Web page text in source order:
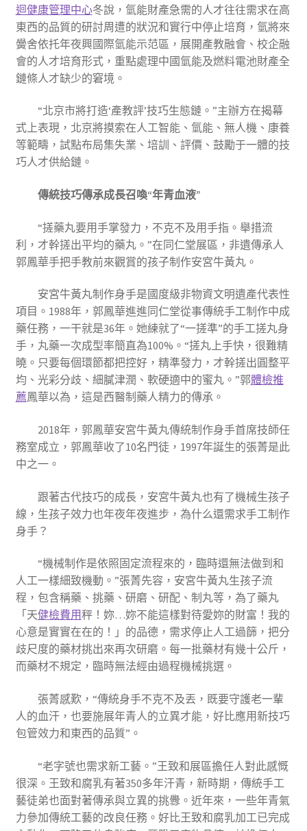
迴健康管理中心冬說，氫能財產急需的人才往往需求在高
東西的品質的研討周遭的狀況和實行中停止培育，氫將來
黌舍依托年夜興國際氫能示范區，展開產教融會、校企融
會的人才培育形式，重點處理中國氫能及燃料電池財產全
鏈條人才缺少的窘境。
“北京市將打造‘產教評’技巧生態鏈。”主辦方在揭幕
式上表現，北京將摸索在人工智能、氫能、無人機、康養
等範疇，試點布局集失業、培訓、評價、鼓勵于一體的技
巧人才供給鏈。
傳統技巧傳承成長召喚“年青血液”
“搓藥丸要用手掌發力，不克不及用手指。舉措流
利，才幹搓出平均的藥丸。”在同仁堂展區，非遺傳承人
郭鳳華手把手教前來觀賞的孩子制作安宮牛黃丸。
安宮牛黃丸制作身手是國度級非物資文明遺產代表性
項目。1988年，郭鳳華進進同仁堂從事傳統手工制作中成
藥任務，一干就是36年。她練就了“一搓準”的手工搓丸身
手，丸藥一次成型率簡直為100%。“搓丸上手快，很難精
曉。只要每個環節都把控好，精準發力，才幹搓出圓整平
均、光彩分歧、細膩津潤、軟硬適中的蜜丸。”郭體檢推
薦鳳華以為，這是西醫制藥人精力的傳承。
2018年，郭鳳華安宮牛黃丸傳統制作身手首席技師任
務室成立，郭鳳華收了10名門徒，1997年誕生的張菁是此
中之一。
跟著古代技巧的成長，安宮牛黃丸也有了機械生孩子
線，生孩子效力也年夜年夜進步，為什么還需求手工制作
身手？
“機械制作是依照固定流程來的，臨時還無法做到和
人工一樣細致機動。”張菁先容，安宮牛黃丸生孩子流
程，包含稱藥、挑藥、研磨、研配、制丸等，為了藥丸
「天健檢費用秤！妳…妳不能這樣對待愛妳的財富！我的
心意是實實在在的！」的品德，需求停止人工過篩，把分
歧尺度的藥材挑出來再次研磨。每一批藥材有幾十公斤，
而藥材不規定，臨時無法經由過程機械挑選。
張菁感歎，“傳統身手不克不及丟，既要守護老一輩
人的血汗，也要施展年青人的立異才能，好比應用新技巧
包管效力和東西的品質”。
“老字號也需求新工藝。”王致和展區擔任人對此感慨
很深。王致和腐乳有著350多年汗青，新時期，傳統手工
藝徒弟也面對著傳承與立異的挑釁。近年來，一些年青氣
力參加傳統工藝的改良任務。好比王致和腐乳加工已完成